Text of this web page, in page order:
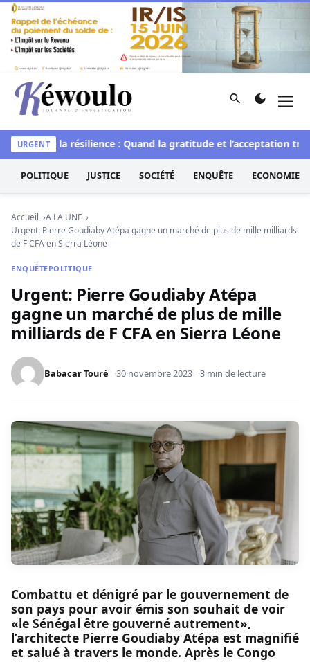
Aller au contenu
Kéwoulo, le premier site d'information et d'investigation
Rechercher
URGENT
de la résilience : Quand la gratitude et l’acceptation
POLITIQUE JUSTICE SOCIÉTÉ ENQUÊTE ECONOMIE
Accueil
A LA UNE
Urgent: Pierre Goudiaby Atépa gagne un marché de plus de mille milliards
de F CFA en Sierra Léone
ENQUÊTEPOLITIQUE
Urgent: Pierre Goudiaby Atépa
gagne un marché de plus de mille
milliards de F CFA en Sierra Léone
Babacar Touré 30 novembre 2023 3 min de lecture
Combattu et dénigré par le gouvernement de
son pays pour avoir émis son souhait de voir
«le Sénégal être gouverné autrement»,
l’architecte Pierre Goudiaby Atépa est magnifié
et salué à travers le monde. Après le Congo